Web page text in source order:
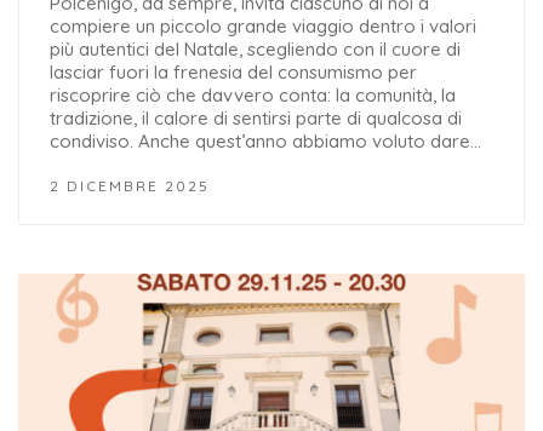
compiere un piccolo grande viaggio dentro i valori
più autentici del Natale, scegliendo con il cuore di
lasciar fuori la frenesia del consumismo per
riscoprire ciò che davvero conta: la comunità, la
tradizione, il calore di sentirsi parte di qualcosa di
condiviso. Anche quest’anno abbiamo voluto dare…
2 DICEMBRE 2025